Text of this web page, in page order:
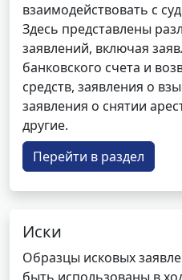
взаимодействовать с
Здесь представлены
заявлений, включая
банковского счета и
средств, заявления о
заявления о снятии
другие.
Перейти в раздел
Иски
Образцы исковых